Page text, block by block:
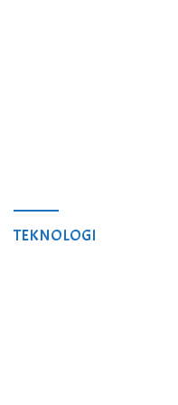
TEKNOLOGI